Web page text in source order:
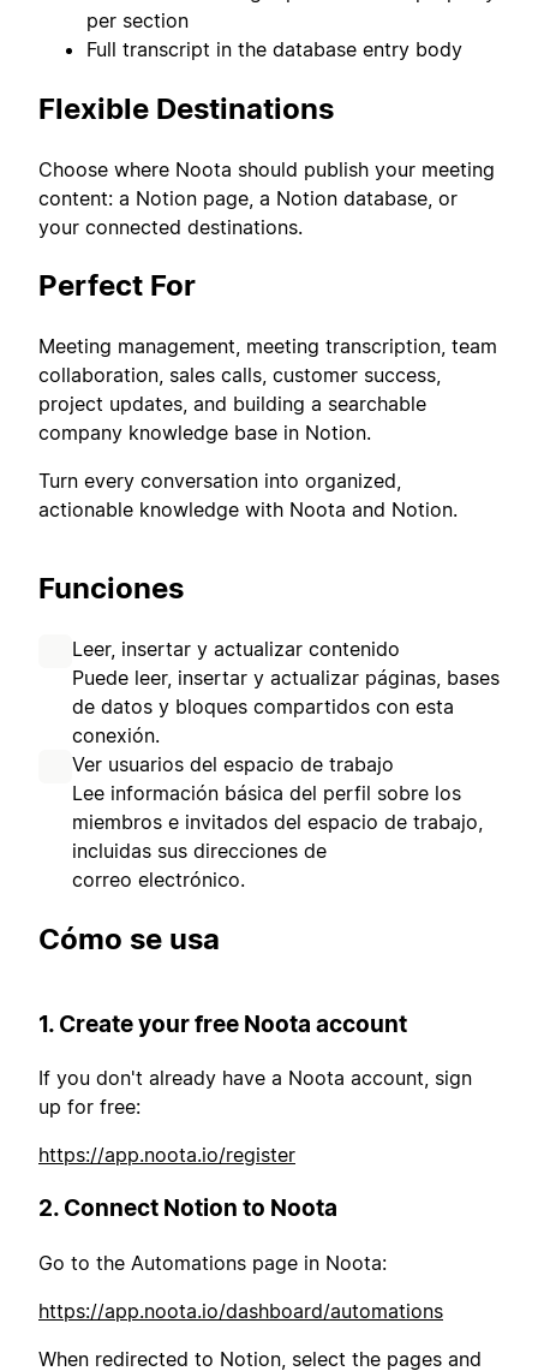
per section
Full transcript in the database entry body
Flexible Destinations
Choose where Noota should publish your meeting
content: a Notion page, a Notion database, or
your connected destinations.
Perfect For
Meeting management, meeting transcription, team
collaboration, sales calls, customer success,
project updates, and building a searchable
company knowledge base in Notion.
Turn every conversation into organized,
actionable knowledge with Noota and Notion.
Funciones
Leer, insertar y actualizar contenido
Puede leer, insertar y actualizar páginas, bases
de datos y bloques compartidos con esta
conexión.
Ver usuarios del espacio de trabajo
Lee información básica del perfil sobre los
miembros e invitados del espacio de trabajo,
incluidas sus direcciones de
correo electrónico.
Cómo se usa
1. Create your free Noota account
If you don't already have a Noota account, sign
up for free:
https://app.noota.io/register
2. Connect Notion to Noota
Go to the Automations page in Noota:
https://app.noota.io/dashboard/automations
When redirected to Notion, select the pages and